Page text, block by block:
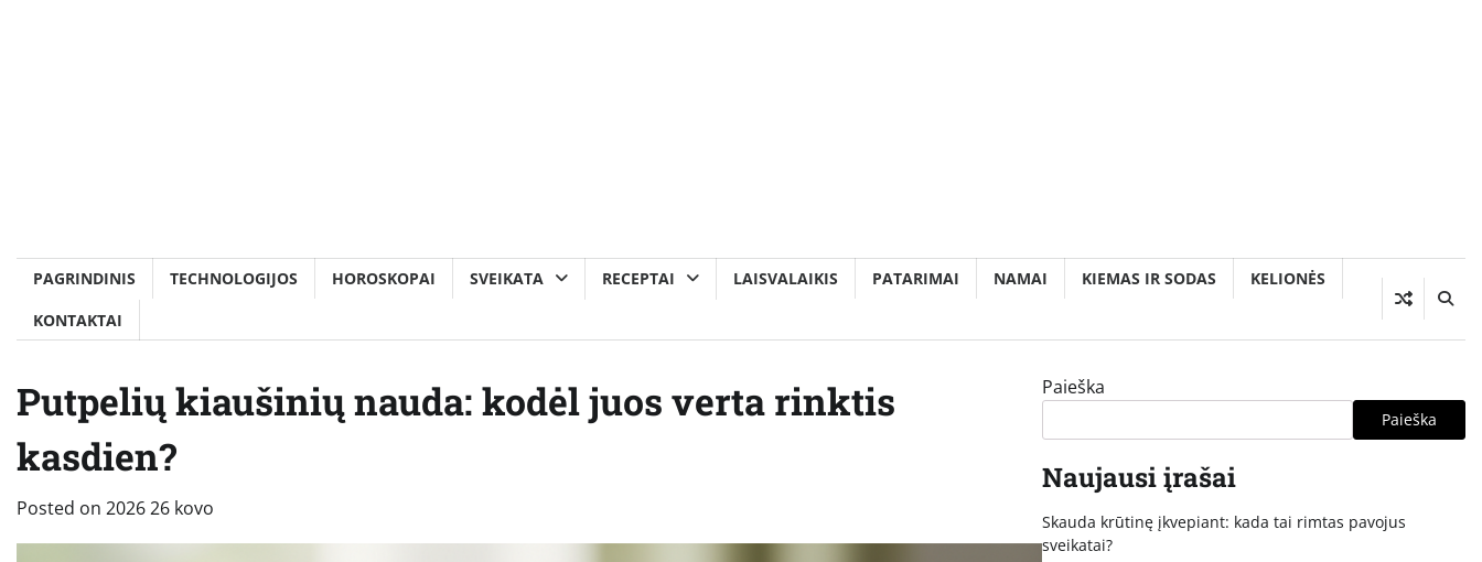
PAGRINDINIS TECHNOLOGIJOS HOROSKOPAI SVEIKATA RECEPTAI LAISVALAIKIS PATARIMAI NAMAI KIEMAS IR SODAS
KELIONĖS
KONTAKTAI
Putpelių kiaušinių nauda: kodėl juos verta rinktis
kasdien?
Posted on 2026 26 kovo
Paieška
Paieška
Naujausi įrašai
Skauda krūtinę įkvepiant: kada tai rimtas pavojus
sveikatai?